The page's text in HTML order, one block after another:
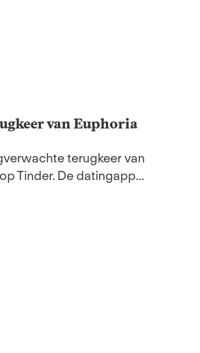
van Euphoria
terugkeer van
Tinder. De datingapp...